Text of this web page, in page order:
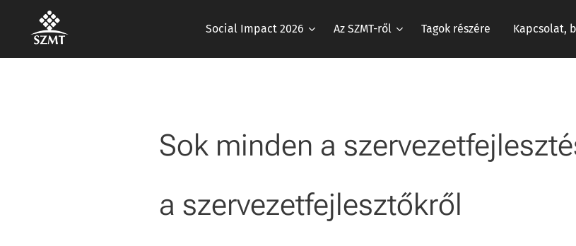
Social Impact 2026 Az SZMT-ről Tagok részére Kapcsolat,
Sok minden a
a szervezetfejlesztőkről